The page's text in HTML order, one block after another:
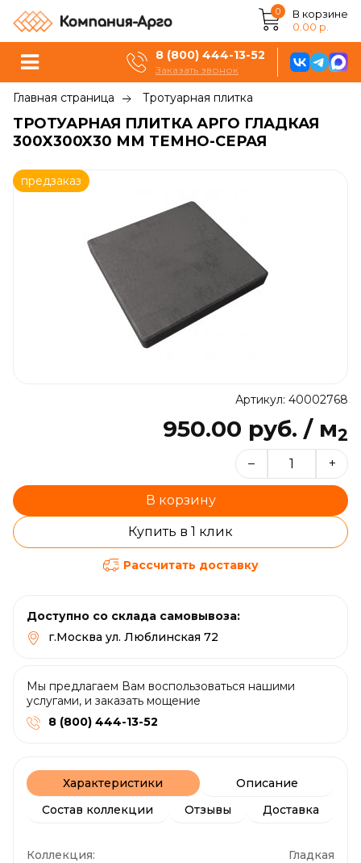
0
В корзине
0.00 р.
8 (800) 444-13-52
Заказать звонок
Главная страница Тротуарная плитка
ТРОТУАРНАЯ ПЛИТКА АРГО ГЛАДКАЯ
300X300X30 ММ ТЕМНО-СЕРАЯ
предзаказ
Артикул: 40002768
950.00 руб. / м2
– +
В корзину
Купить в 1 клик
Рассчитать доставку
Доступно со склада самовывоза:
г.Москва ул. Люблинская 72
Мы предлагаем Вам воспользоваться нашими
услугами, и заказать мощение
8 (800) 444-13-52
Характеристики
Описание
Состав коллекции
Отзывы Доставка
Коллекция: Гладкая